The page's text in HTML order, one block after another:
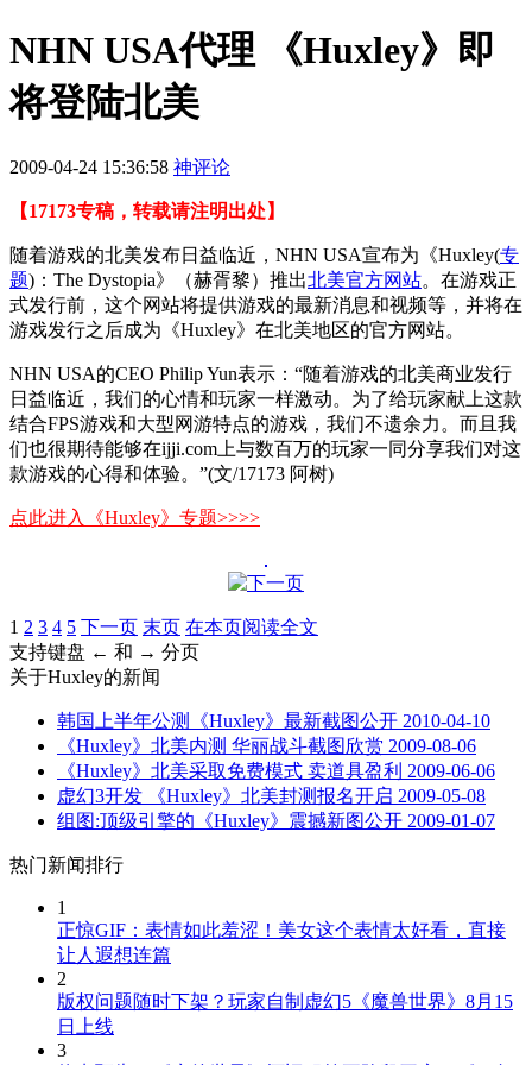
NHN USA代理 《Huxley》即
将登陆北美
2009-04-24 15:36:58 神评论
【17173专稿，转载请注明出处】
随着游戏的北美发布日益临近，NHN USA宣布为《Huxley(专
题) ：The Dystopia》（赫胥黎）推出北美官方网站。在游戏正
式发行前，这个网站将提供游戏的最新消息和视频等，并将在
游戏发行之后成为《Huxley》在北美地区的官方网站。
NHN USA的CEO Philip Yun表示：“随着游戏的北美商业发行
日益临近，我们的心情和玩家一样激动。为了给玩家献上这款
结合FPS游戏和大型网游特点的游戏，我们不遗余力。而且我
们也很期待能够在ijji.com上与数百万的玩家一同分享我们对这
款游戏的心得和体验。”(文/17173 阿树)
点此进入《Huxley》专题>>>>
1 2 3 4 5 下一页 末页 在本页阅读全文
支持键盘 ← 和 → 分页
关于Huxley的新闻
韩国上半年公测《Huxley》最新截图公开 2010-04-10
《Huxley》北美内测 华丽战斗截图欣赏 2009-08-06
《Huxley》北美采取免费模式 卖道具盈利 2009-06-06
虚幻3开发 《Huxley》北美封测报名开启 2009-05-08
组图:顶级引擎的《Huxley》震撼新图公开 2009-01-07
热门新闻排行
1
正惊GIF：表情如此羞涩！美女这个表情太好看，直接
让人遐想连篇
2
版权问题随时下架？玩家自制虚幻5《魔兽世界》8月15
日上线
3